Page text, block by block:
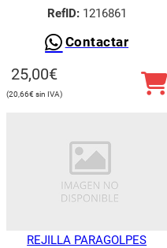
RefID:1216861
Contactar
25,00€
20,66€
REJILLA PARAGOLPES